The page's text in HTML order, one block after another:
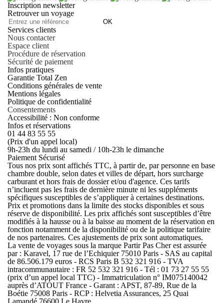
Inscription newsletter
Retrouver un voyage
OK
Services clients
Nous contacter
Espace client
Procédure de réservation
Sécurité de paiement
Infos pratiques
Garantie Total Zen
Conditions générales de vente
Mentions légales
Politique de confidentialité
Consentements
Accessibilité : Non conforme
Infos et réservations
01 44 83 55 55
(Prix d'un appel local)
9h-23h du lundi au samedi / 10h-23h le dimanche
Paiement Sécurisé
Tous nos prix sont affichés TTC, à partir de, par personne en base
chambre double, selon dates et villes de départ, hors surcharge
carburant et hors frais de dossier et/ou d'agence. Ces tarifs
n’incluent pas les frais de dernière minute ni les suppléments
spécifiques susceptibles de s’appliquer à certaines destinations.
Prix et promotions dans la limite des stocks disponibles et sous
réserve de disponibilité. Les prix affichés sont susceptibles d’être
modifiés à la hausse ou à la baisse au moment de la réservation en
fonction notamment de la disponibilité ou de la politique tarifaire
de nos partenaires. Ces ajustements de prix sont automatiques.
La vente de voyages sous la marque Partir Pas Cher est assurée
par : Karavel, 17 rue de l’Echiquier 75010 Paris - SAS au capital
de 86.506.179 euros - RCS Paris B 532 321 916 - TVA
intracommunautaire : FR 52 532 321 916 - Tél : 01 73 27 55 55
(prix d’un appel local TTC) - Immatriculation n° IM075140042
auprès d’ATOUT France - Garant : APST, 87-89, Rue de la
Boétie 75008 Paris - RCP : Helvetia Assurances, 25 Quai
Lamandé 76600 Le Havre.